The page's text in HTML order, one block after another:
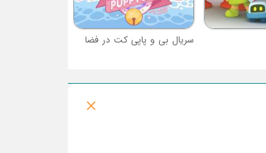
سریال بی و پاپی کت در فضا